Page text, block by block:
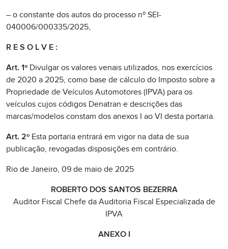
– o constante dos autos do processo nº SEI-
040006/000335/2025,
R E S O L V E :
Art. 1º Divulgar os valores venais utilizados, nos exercícios
de 2020 a 2025, como base de cálculo do Imposto sobre a
Propriedade de Veículos Automotores (IPVA) para os
veículos cujos códigos Denatran e descrições das
marcas/modelos constam dos anexos I ao VI desta portaria.
Art. 2º Esta portaria entrará em vigor na data de sua
publicação, revogadas disposições em contrário.
Rio de Janeiro, 09 de maio de 2025
ROBERTO DOS SANTOS BEZERRA
Auditor Fiscal Chefe da Auditoria Fiscal Especializada de
IPVA
ANEXO I